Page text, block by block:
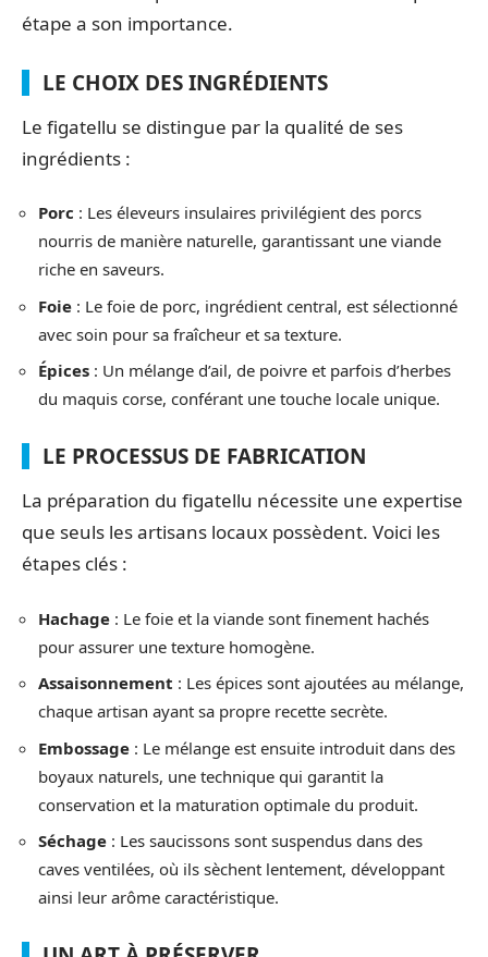
étape a son importance.
LE CHOIX DES INGRÉDIENTS
Le figatellu se distingue par la qualité de ses
ingrédients :
Porc : Les éleveurs insulaires privilégient des porcs
nourris de manière naturelle, garantissant une viande
riche en saveurs.
Foie : Le foie de porc, ingrédient central, est sélectionné
avec soin pour sa fraîcheur et sa texture.
Épices : Un mélange d’ail, de poivre et parfois d’herbes
du maquis corse, conférant une touche locale unique.
LE PROCESSUS DE FABRICATION
La préparation du figatellu nécessite une expertise
que seuls les artisans locaux possèdent. Voici les
étapes clés :
Hachage : Le foie et la viande sont finement hachés
pour assurer une texture homogène.
Assaisonnement : Les épices sont ajoutées au mélange,
chaque artisan ayant sa propre recette secrète.
Embossage : Le mélange est ensuite introduit dans des
boyaux naturels, une technique qui garantit la
conservation et la maturation optimale du produit.
Séchage : Les saucissons sont suspendus dans des
caves ventilées, où ils sèchent lentement, développant
ainsi leur arôme caractéristique.